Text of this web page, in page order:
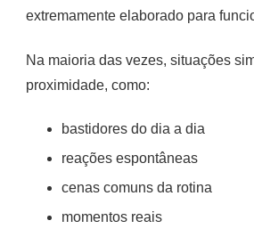
extremamente elaborado para
Na maioria das vezes, situações
proximidade, como:
bastidores do dia a dia
reações espontâneas
cenas comuns da rotina
momentos reais